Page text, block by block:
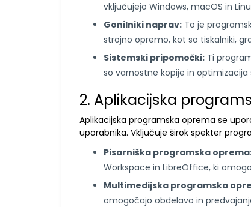
vključujejo Windows, macOS in
Gonilniki naprav: To je
strojno opremo, kot so tiskalniki,
Sistemski pripomočki: Ti
so varnostne kopije in optimizacija
2. Aplikacijska
Aplikacijska programska oprema se
uporabnika. Vključuje širok spekter
Pisarniška programska
Workspace in LibreOffice, ki
Multimedijska programska
omogočajo obdelavo in